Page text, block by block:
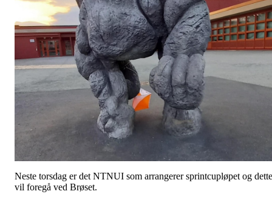
Neste torsdag er det NTNUI som arrangerer sprintcupløpet og dette
vil foregå ved Brøset.